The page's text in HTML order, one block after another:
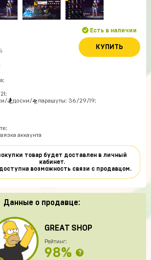
Есть в наличии
КУПИТЬ
🏂доски/🛸парашуты: 36/29/19;
аккаунта
товар будет доставлен в личный
кабинет.
возможность связи с продавцом.
Данные о продавце:
GREAT SHOP
Рейтинг:
98% ?